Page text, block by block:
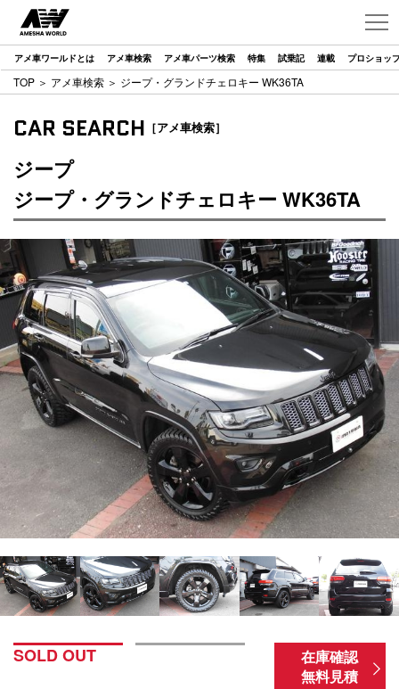
アメ車ワールドとは アメ車検索 アメ車パーツ検索 特集 試乗記 連載 プロショッ
TOP ＞ アメ車検索 ＞ ジープ・グランドチェロキー WK36TA
CAR SEARCH ［アメ車検索］
ジープ
ジープ・グランドチェロキー WK36TA
SOLD OUT
在庫確認
無料見積